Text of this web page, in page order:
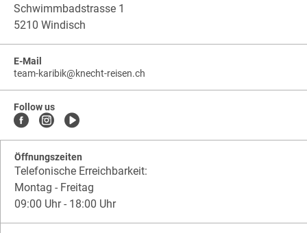
Schwimmbadstrasse 1
5210 Windisch
E-Mail
team-karibik@knecht-reisen.ch
Follow us
Öffnungszeiten
Telefonische Erreichbarkeit:
Montag - Freitag
09:00 Uhr - 18:00 Uhr